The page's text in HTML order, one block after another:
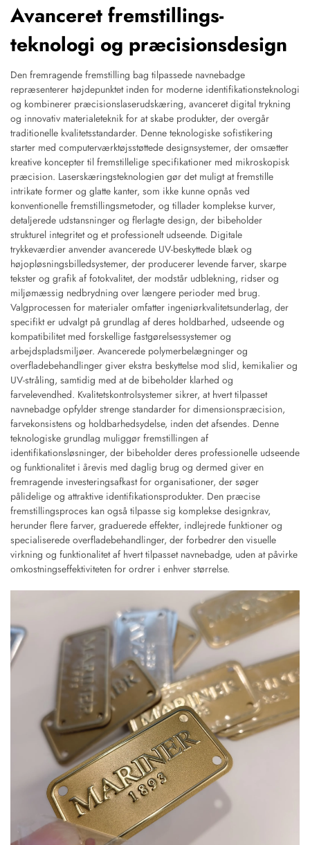
Avanceret fremstillings-
teknologi og præcisionsdesign
Den fremragende fremstilling bag tilpassede navnebadge
repræsenterer højdepunktet inden for moderne identifikationsteknologi
og kombinerer præcisionslaserudskæring, avanceret digital trykning
og innovativ materialeteknik for at skabe produkter, der overgår
traditionelle kvalitetsstandarder. Denne teknologiske sofistikering
starter med computerværktøjsstøttede designsystemer, der omsætter
kreative koncepter til fremstillelige specifikationer med mikroskopisk
præcision. Laserskæringsteknologien gør det muligt at fremstille
intrikate former og glatte kanter, som ikke kunne opnås ved
konventionelle fremstillingsmetoder, og tillader komplekse kurver,
detaljerede udstansninger og flerlagte design, der bibeholder
strukturel integritet og et professionelt udseende. Digitale
trykkeværdier anvender avancerede UV-beskyttede blæk og
højopløsningsbilledsystemer, der producerer levende farver, skarpe
tekster og grafik af fotokvalitet, der modstår udblekning, ridser og
miljømæssig nedbrydning over længere perioder med brug.
Valgprocessen for materialer omfatter ingeniørkvalitetsunderlag, der
specifikt er udvalgt på grundlag af deres holdbarhed, udseende og
kompatibilitet med forskellige fastgørelsessystemer og
arbejdspladsmiljøer. Avancerede polymerbelægninger og
overfladebehandlinger giver ekstra beskyttelse mod slid, kemikalier og
UV-stråling, samtidig med at de bibeholder klarhed og
farvelevendhed. Kvalitetskontrolsystemer sikrer, at hvert tilpasset
navnebadge opfylder strenge standarder for dimensionspræcision,
farvekonsistens og holdbarhedsydelse, inden det afsendes. Denne
teknologiske grundlag muliggør fremstillingen af
identifikationsløsninger, der bibeholder deres professionelle udseende
og funktionalitet i årevis med daglig brug og dermed giver en
fremragende investeringsafkast for organisationer, der søger
pålidelige og attraktive identifikationsprodukter. Den præcise
fremstillingsproces kan også tilpasse sig komplekse designkrav,
herunder flere farver, graduerede effekter, indlejrede funktioner og
specialiserede overfladebehandlinger, der forbedrer den visuelle
virkning og funktionalitet af hvert tilpasset navnebadge, uden at påvirke
omkostningseffektiviteten for ordrer i enhver størrelse.